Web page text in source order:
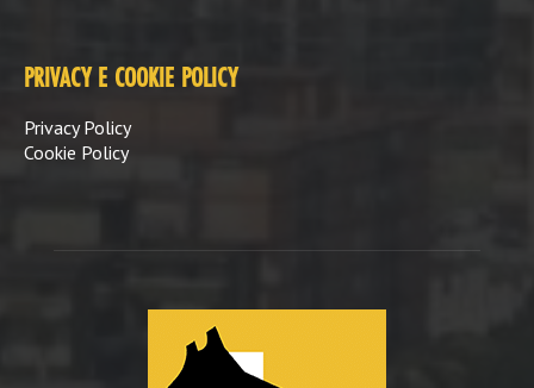
PRIVACY E COOKIE POLICY
Privacy Policy
Cookie Policy